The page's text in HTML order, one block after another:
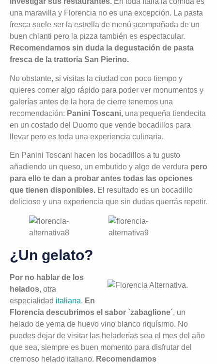
una maravilla y Florencia no es una excepción. La pasta
fresca suele ser la estrella de menú acompañada de un
buen chianti pero la pizza también es espectacular.
Recomendamos sin duda la degustación de pasta
fresca de la trattoria San Pierino.
No obstante, si visitas la ciudad con poco tiempo y
quieres comer algo rápido para poder ver monumentos y
galerías antes de la hora de cierre tenemos una
recomendación: Panini Toscani, una pequeña tiendecita
en un costado del Duomo que vende bocadillos para
llevar pero es toda una experiencia culinaria.
En Panini Toscani hacen los bocadillos a tu gusto
añadiendo un queso, un embutido y algo de verdura pero
para ello te dan a probar antes todas las opciones
que tienen disponibles. El resultado es un bocadillo
delicioso y una experiencia que sin dudas querrás repetir.
¿Un gelato?
Por no hablar de los
helados, otra
especialidad italiana. En
Florencia descubrimos el sabor `zabaglione´, un
helado de yema de huevo vino blanco riquísimo. No
puedes dejar de visitar las heladerías sea el mes del año
que sea, siempre es buen momento para disfrutar del
cremoso helado italiano. Recomendamos